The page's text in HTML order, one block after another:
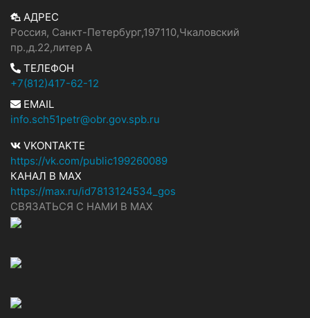
АДРЕС
Россия, Санкт-Петербург,197110,Чкаловский
пр.,д.22,литер А
ТЕЛЕФОН
+7(812)417-62-12
EMAIL
info.sch51petr@obr.gov.spb.ru
VKONTAKTE
https://vk.com/public199260089
КАНАЛ В MAX
https://max.ru/id7813124534_gos
СВЯЗАТЬСЯ С НАМИ В МАХ